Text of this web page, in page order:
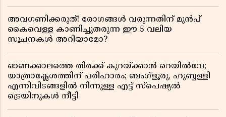
അവഗണിക്കരുത്! രോഗങ്ങൾ വരുന്നതിന് മുൻപ്
കൈവെള്ള കാണിച്ചുതരുന്ന ഈ 5 വലിയ
സൂചനകൾ അറിയാമോ?
ഓണക്കാലത്തെ തിരക്ക് കുറയ്ക്കാൻ റെയിൽവേ;
യാത്രാക്ലേശത്തിന് പരിഹാരം; ബംഗ്ളൂരു, ഹുബ്ബള്ളി
എന്നിവിടങ്ങളിൽ നിന്നുള്ള എട്ട് സ്പെഷ്യൽ
ട്രെയിനുകൾ നീട്ടി